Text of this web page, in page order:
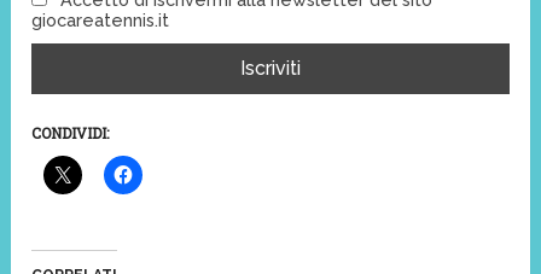
giocareatennis.it
CONDIVIDI: